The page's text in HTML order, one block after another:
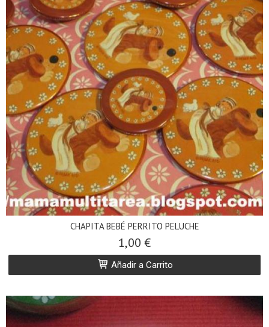
CHAPITA BEBÉ PERRITO PELUCHE
1,00 €
Añadir a Carrito